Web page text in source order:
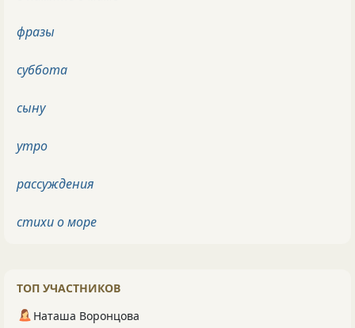
фразы
суббота
сыну
утро
рассуждения
стихи о море
ТОП УЧАСТНИКОВ
Наташа Воронцова